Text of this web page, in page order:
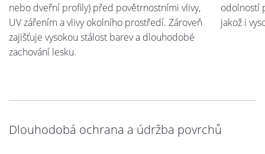
nebo dveřní profily) před povětrnostními vlivy,
UV zářením a vlivy okolního prostředí. Zároveň
zajišťuje vysokou stálost barev a dlouhodobé
zachování lesku.
odolností
jakož i
Dlouhodobá ochrana a údržba povrchů